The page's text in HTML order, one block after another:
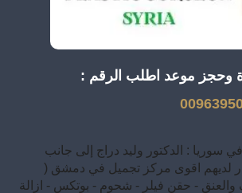
وحجز موعد اطلب الرقم :
سوريا : الدكتور وليد دراج إلى جانب
لديهم اقوى مركز تجميل في دمشق (
والعنق - حقن فيلر - شحوم - بوتكس - ازالة